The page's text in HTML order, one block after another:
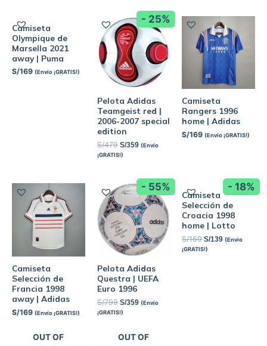
Camiseta
Olympique de
Marsella 2021
away | Puma
S/169 (Envío ¡GRATIS!)
- 25%
Pelota Adidas
Teamgeist red |
2006-2007 special
edition
S/479 S/359 (Envío
¡GRATIS!)
Camiseta
Rangers 1996
home | Adidas
S/169 (Envío ¡GRATIS!)
Camiseta
Selección de
Francia 1998
away | Adidas
S/169 (Envío ¡GRATIS!)
- 55%
Pelota Adidas
Questra | UEFA
Euro 1996
S/799 S/359 (Envío
¡GRATIS!)
- 18%
Camiseta
Selección de
Croacia 1998
home | Lotto
S/169 S/139 (Envío
¡GRATIS!)
OUT OF
OUT OF